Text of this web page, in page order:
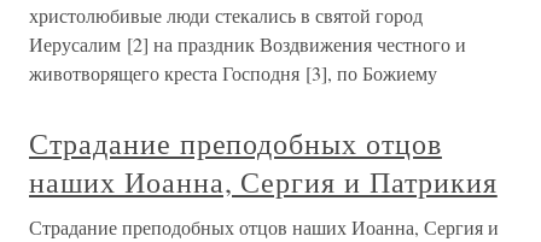
христолюбивые люди стекались в святой город
Иерусалим [2] на праздник Воздвижения честного и
животворящего креста Господня [3], по Божиему
Страдание преподобных отцов
наших Иоанна, Сергия и Патрикия
Страдание преподобных отцов наших Иоанна, Сергия и